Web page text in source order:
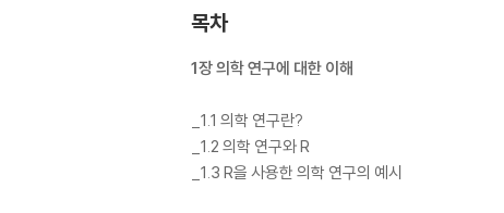
목차
1장 의학 연구에 대한 이해
_1.1 의학 연구란?
_1.2 의학 연구와 R
_1.3 R을 사용한 의학 연구의 예시